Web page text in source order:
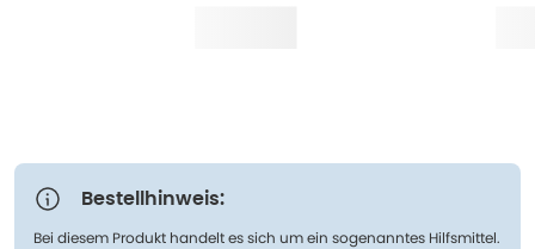
Bestellhinweis:
Bei diesem Produkt handelt es sich um ein sogenanntes Hilfsmittel.